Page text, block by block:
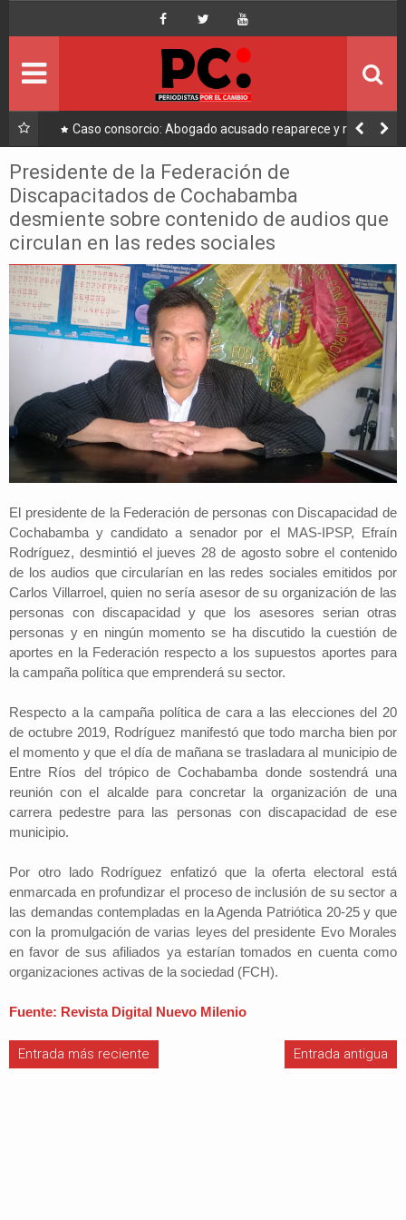
Caso consorcio: Abogado acusado reaparece y ratifica
su denuncia contra Coaquira
Presidente de la Federación de
Discapacitados de Cochabamba
desmiente sobre contenido de audios que
circulan en las redes sociales
El presidente de la Federación de personas con Discapacidad de
Cochabamba y candidato a senador por el MAS-IPSP, Efraín
Rodríguez, desmintió el jueves 28 de agosto sobre el contenido
de los audios que circularían en las redes sociales emitidos por
Carlos Villarroel, quien no sería asesor de su organización de las
personas con discapacidad y que los asesores serian otras
personas y en ningún momento se ha discutido la cuestión de
aportes en la Federación respecto a los supuestos aportes para
la campaña política que emprenderá su sector.
Respecto a la campaña política de cara a las elecciones del 20
de octubre 2019, Rodríguez manifestó que todo marcha bien por
el momento y que el día de mañana se trasladara al municipio de
Entre Ríos del trópico de Cochabamba donde sostendrá una
reunión con el alcalde para concretar la organización de una
carrera pedestre para las personas con discapacidad de ese
municipio.
Por otro lado Rodríguez enfatizó que la oferta electoral está
enmarcada en profundizar el proceso de inclusión de su sector a
las demandas contempladas en la Agenda Patriótica 20-25 y que
con la promulgación de varias leyes del presidente Evo Morales
en favor de sus afiliados ya estarían tomados en cuenta como
organizaciones activas de la sociedad (FCH).
Fuente: Revista Digital Nuevo Milenio
Entrada más reciente Entrada antigua
Portada
Ultimo
Economía
Mundo
Nacional
Lee Más